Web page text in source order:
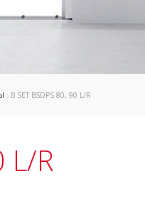
: B SET BSDPS 80, 90 L/R
L/R